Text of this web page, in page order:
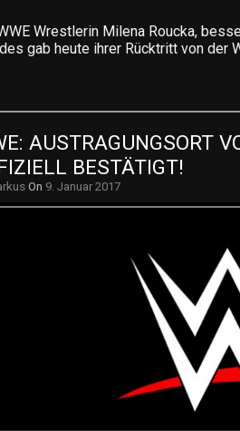
Wrestlerin Milena Roucka,
gab heute ihrer Rücktritt von der
AUSTRAGUNGSORT
BESTÄTIGT!
On 9. Januar 2017